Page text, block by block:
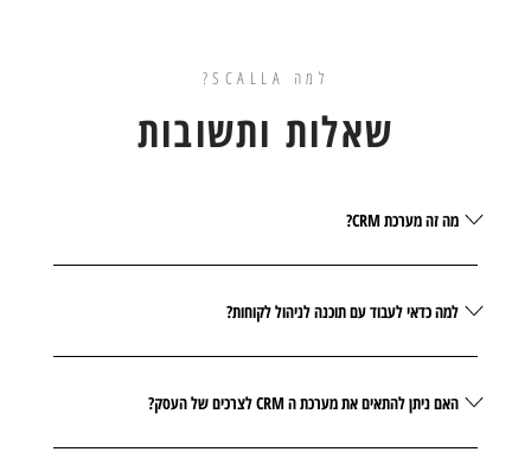
למה SCALLA?
שאלות ותשובות
מה זה מערכת CRM?
למה כדאי לעבוד עם תוכנה לניהול לקוחות?
האם ניתן להתאים את מערכת ה CRM לצרכים של העסק?